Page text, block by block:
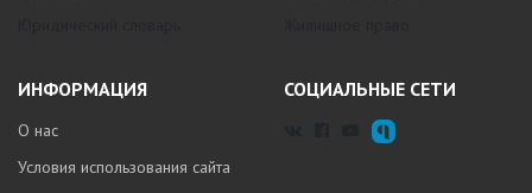
ИНФОРМАЦИЯ
О нас
Условия использования сайта
СОЦИАЛЬНЫЕ СЕТИ